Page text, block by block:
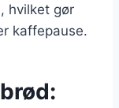
hvilket gør
kaffepause.